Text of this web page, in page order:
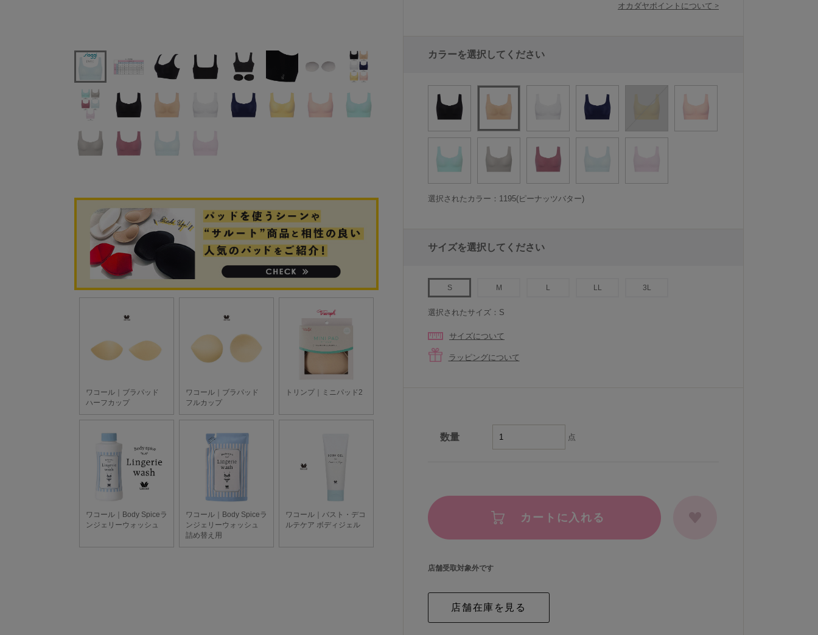
オカダヤポイントについて >
カラーを選択してください
選択されたカラー：1195(ピーナッツバター)
サイズを選択してください
S M L LL 3L
選択されたサイズ：S
サイズについて
ラッピングについて
数量 点
カートに入れる
店舗受取対象外です